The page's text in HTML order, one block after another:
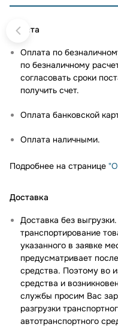
Оплата
Оплата по
по безналичному
согласовать сроки
получить счет.
Оплата банковской
Оплата наличными.
Подробнее на странице
Доставка
Доставка без
транспортирование
указанного в заявке
предусматривает
средства. Поэтому во
средства и
службы просим Вас
разгрузки
автотранспортного